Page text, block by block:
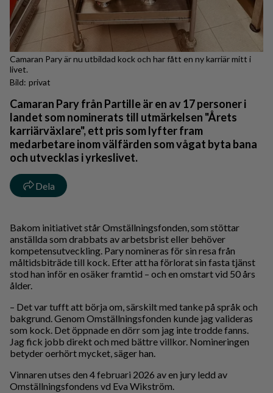
Camaran Pary är nu utbildad kock och har fått en ny karriär mitt i
livet.
privat
Camaran Pary från Partille är en av 17 personer i
landet som nominerats till utmärkelsen "Årets
karriärväxlare", ett pris som lyfter fram
medarbetare inom välfärden som vågat byta bana
och utvecklas i yrkeslivet.
Dela
Bakom initiativet står Omställningsfonden, som stöttar
anställda som drabbats av arbetsbrist eller behöver
kompetensutveckling. Pary nomineras för sin resa från
måltidsbiträde till kock. Efter att ha förlorat sin fasta tjänst
stod han inför en osäker framtid – och en omstart vid 50 års
ålder.
– Det var tufft att börja om, särskilt med tanke på språk och
bakgrund. Genom Omställningsfonden kunde jag valideras
som kock. Det öppnade en dörr som jag inte trodde fanns.
Jag fick jobb direkt och med bättre villkor. Nomineringen
betyder oerhört mycket, säger han.
Vinnaren utses den 4 februari 2026 av en jury ledd av
Omställningsfondens vd Eva Wikström.